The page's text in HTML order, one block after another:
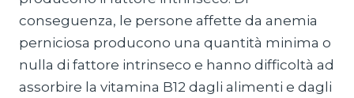
conseguenza, le persone affette da anemia
perniciosa producono una quantità minima o
nulla di fattore intrinseco e hanno difficoltà ad
assorbire la vitamina B12 dagli alimenti e dagli